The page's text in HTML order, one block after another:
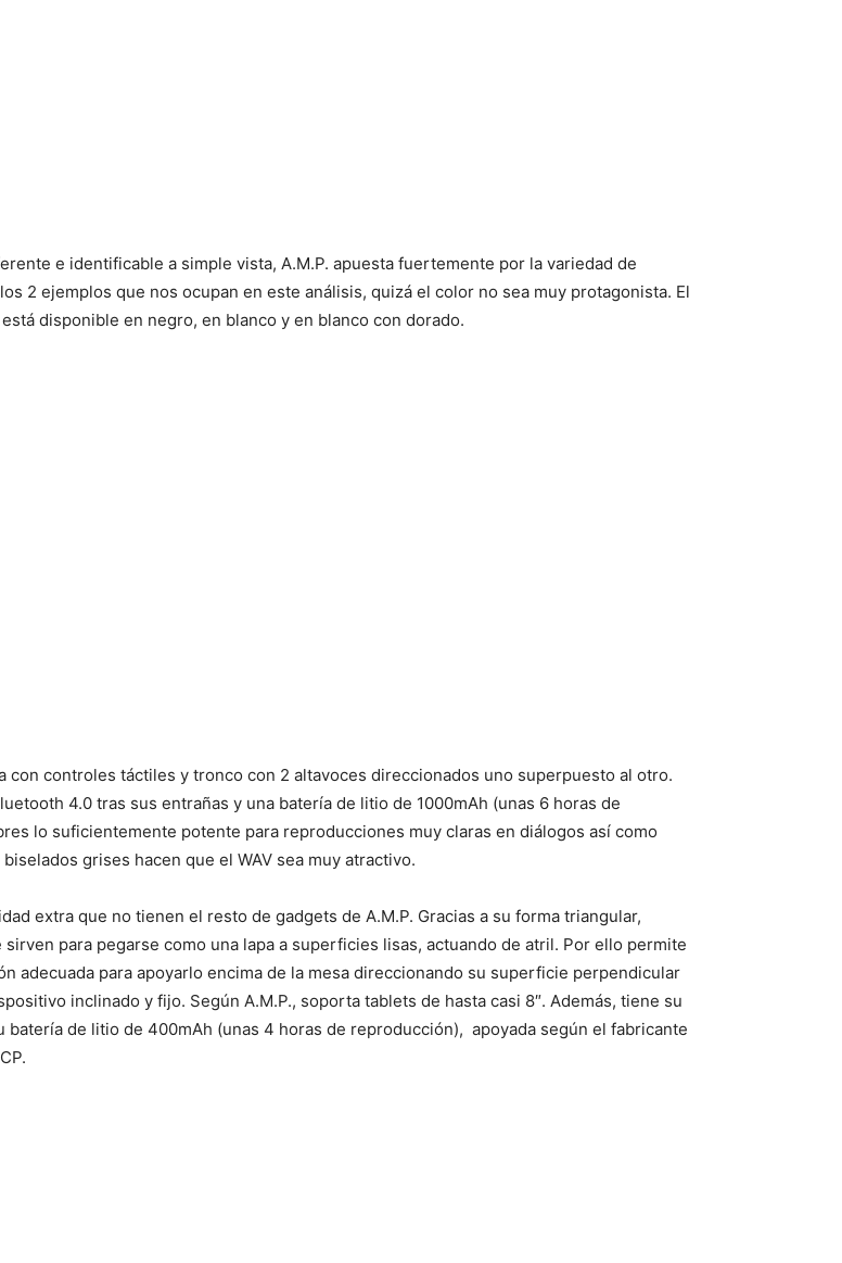
e identificable a simple vista, A.M.P. apuesta fuertemente por la variedad de
2 ejemplos que nos ocupan en este análisis, quizá el color no sea muy protagonista. El
está disponible en negro, en blanco y en blanco con dorado.
controles táctiles y tronco con 2 altavoces direccionados uno superpuesto al otro.
4.0 tras sus entrañas y una batería de litio de 1000mAh (unas 6 horas de
lo suficientemente potente para reproducciones muy claras en diálogos así como
grises hacen que el WAV sea muy atractivo.
extra que no tienen el resto de gadgets de A.M.P. Gracias a su forma triangular,
para pegarse como una lapa a superficies lisas, actuando de atril. Por ello permite
adecuada para apoyarlo encima de la mesa direccionando su superficie perpendicular
inclinado y fijo. Según A.M.P., soporta tablets de hasta casi 8″. Además, tiene su
de litio de 400mAh (unas 4 horas de reproducción), apoyada según el fabricante